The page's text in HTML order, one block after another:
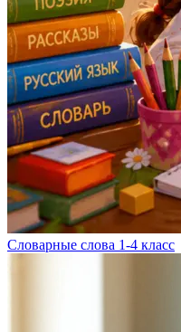
Словарные слова 1-4 класс